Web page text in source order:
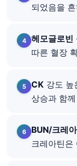
되었음을
헤모글로빈
따른 혈장
CK 강도 높
상승과 함
BUN/크레
크레아틴은